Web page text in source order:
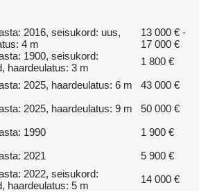
2016, seisukord: uus,
4 m
13 000 € -
17 000 €
1900, seisukord:
haardeulatus: 3 m
1 800 €
2025, haardeulatus: 6 m
43 000 €
2025, haardeulatus: 9 m
50 000 €
1990
1 900 €
2021
5 900 €
2022, seisukord:
haardeulatus: 5 m
14 000 €